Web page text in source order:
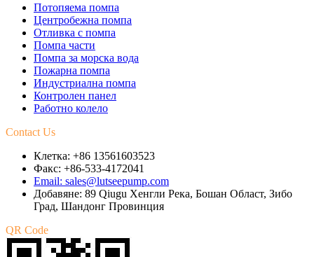
Потопяема помпа
Центробежна помпа
Отливка с помпа
Помпа части
Помпа за морска вода
Пожарна помпа
Индустриална помпа
Контролен панел
Работно колело
Contact Us
Клетка: +86 13561603523
Факс: +86-533-4172041
Email: sales@lutseepump.com
Добавяне: 89 Qiugu Хенгли Река, Бошан Област, Зибо
Град, Шандонг Провинция
QR Code